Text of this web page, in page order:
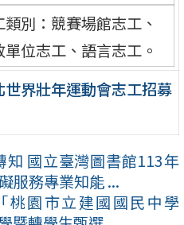
類別：競賽場館志工、
單位志工、語言志工。
界壯年運動會志工招募
知 國立臺灣圖書館113年
服務專業知能 ...
「桃園市立建國國民中學